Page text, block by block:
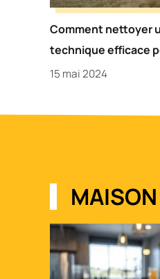
Comment nettoyer
technique efficace
15 mai 2024
MAISON